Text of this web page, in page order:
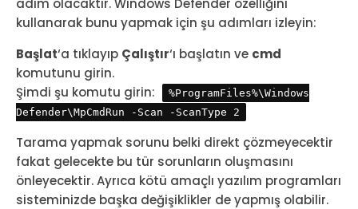
adım olacaktır. Windows Defender özelliğini
kullanarak bunu yapmak için şu adımları izleyin:
Başlat‘a tıklayıp Çalıştır‘ı başlatın ve cmd
komutunu girin.
Şimdi şu komutu girin:
%ProgramFiles%\Windows
Defender\MpCmdRun -Scan -ScanType 2
Tarama yapmak sorunu belki direkt çözmeyecektir
fakat gelecekte bu tür sorunların oluşmasını
önleyecektir. Ayrıca kötü amaçlı yazılım programları
sisteminizde başka değişiklikler de yapmış olabilir.